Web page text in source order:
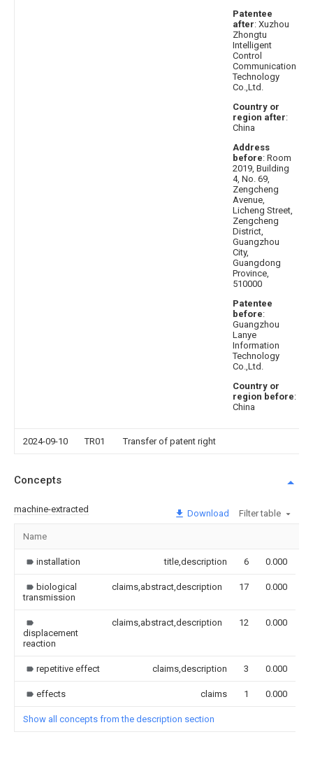
Patentee
after: Xuzhou
Zhongtu
Intelligent
Control
Communication
Technology
Co.,Ltd.
Country or
region after:
China
Address
before: Room
2019, Building
4, No. 69,
Zengcheng
Avenue,
Licheng Street,
Zengcheng
District,
Guangzhou
City,
Guangdong
Province,
510000
Patentee
before:
Guangzhou
Lanye
Information
Technology
Co.,Ltd.
Country or
region before:
China
2024-09-10 TR01 Transfer of patent right
Concepts
machine-extracted Download Filter table
Name
installation title,description 6 0.000
biological
transmission
claims,abstract,description 17 0.000
displacement
reaction
claims,abstract,description 12 0.000
repetitive effect claims,description 3 0.000
effects claims 1 0.000
Show all concepts from the description section